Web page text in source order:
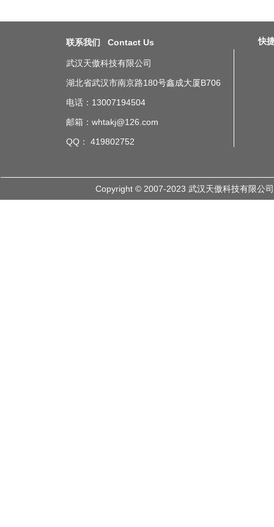
联系我们 Contact Us
武汉天傲科技有限公司
湖北省武汉市南京路180号鑫成大厦B706
电话：13007194504
邮箱：whtakj@126.com
QQ： 419802752
快
Copyright © 2007-2023 武汉天傲科技有限